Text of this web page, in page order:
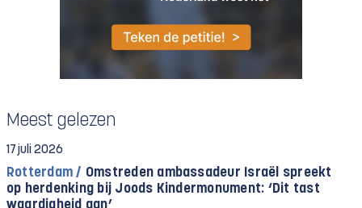
Meest gelezen
17 juli 2026
Rotterdam / Omstreden ambassadeur Israël spreekt
op herdenking bij Joods Kindermonument: ‘Dit tast
waardigheid aan’